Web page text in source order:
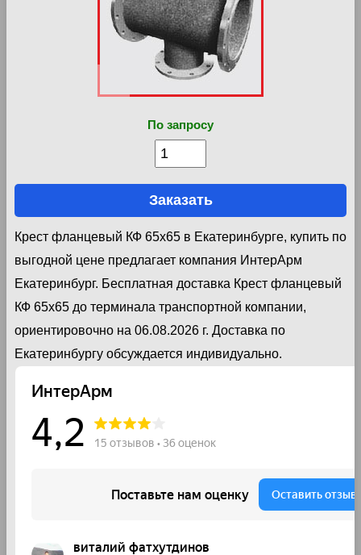
По запросу
Заказать
Крест фланцевый КФ 65х65 в Екатеринбурге, купить по
выгодной цене предлагает компания ИнтерАрм
Екатеринбург. Бесплатная доставка Крест фланцевый
КФ 65х65 до терминала транспортной компании,
ориентировочно на 06.08.2026 г. Доставка по
Екатеринбургу обсуждается индивидуально.